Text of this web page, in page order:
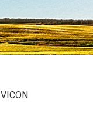
VICON